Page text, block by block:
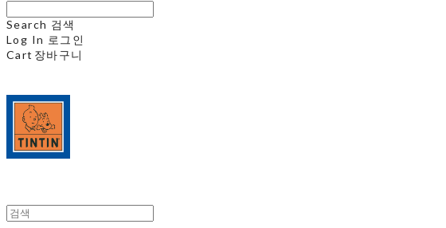
Search 검색
Log In 로그인
Cart 장바구니